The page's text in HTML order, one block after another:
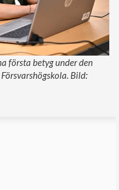
första betyg under den
Bild: